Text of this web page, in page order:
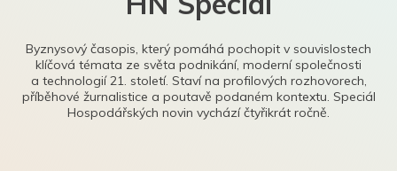
Byznysový časopis, který pomáhá pochopit v souvislostech
klíčová témata ze světa podnikání, moderní společnosti
a technologií 21. století. Staví na profilových rozhovorech,
příběhové žurnalistice a poutavě podaném kontextu. Speciál
Hospodářských novin vychází čtyřikrát ročně.